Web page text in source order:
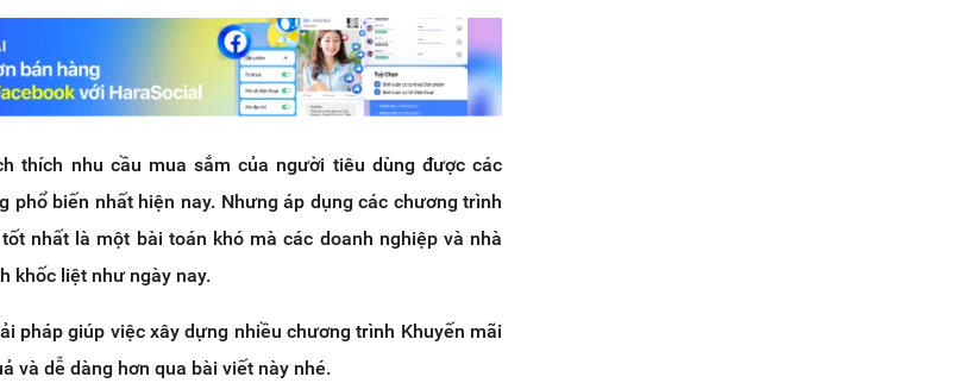
thích nhu cầu mua sắm của người tiêu dùng được các
phổ biến nhất hiện nay. Nhưng áp dụng các chương trình
nhất là một bài toán khó mà các doanh nghiệp và nhà
khốc liệt như ngày nay.
pháp giúp việc xây dựng nhiều chương trình Khuyến mãi
và dễ dàng hơn qua bài viết này nhé.